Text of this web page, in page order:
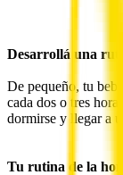
Desarrollá una
De pequeño, tu
cada dos o tres
dormirse y llegar a
Tu rutina de la